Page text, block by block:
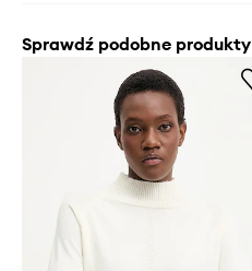
Sprawdź podobne produkty